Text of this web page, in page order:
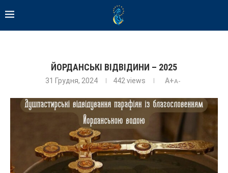
ЙОРДАНСЬКІ ВІДВІДИНИ – 2025
31 Грудня, 2024 442 views A+A-